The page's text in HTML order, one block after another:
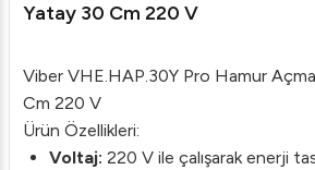
Yatay 30 Cm 220 V
Viber VHE.HAP.30Y Pro Hamur
Cm 220 V
Ürün Özellikleri:
Voltaj: 220 V ile çalışarak enerji